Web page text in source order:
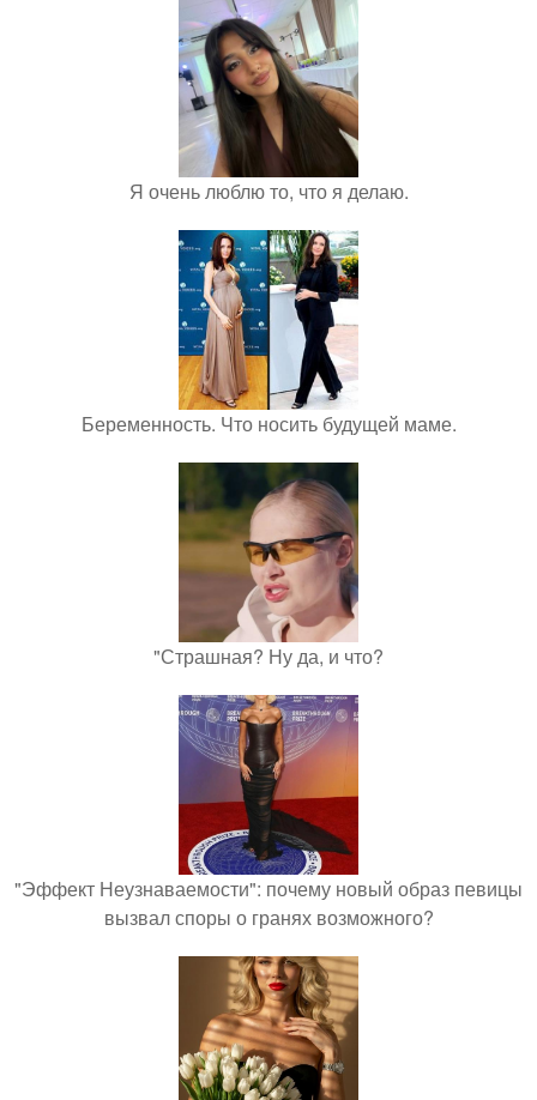
Я очень люблю то, что я делаю.
Беременность. Что носить будущей маме.
"Страшная? Ну да, и что?
"Эффект Неузнаваемости": почему новый образ певицы
вызвал споры о гранях возможного?